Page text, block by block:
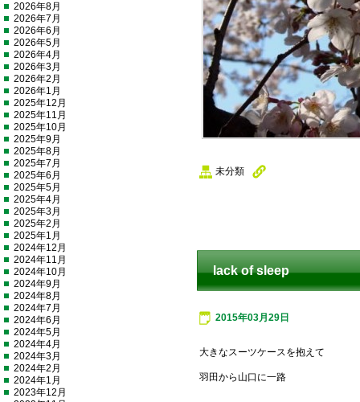
未分類
lack of sleep
2015年03月29日
大きなスーツケースを抱えて
羽田から山口に一路
2026年8月
2026年7月
2026年6月
2026年5月
2026年4月
2026年3月
2026年2月
2026年1月
2025年12月
2025年11月
2025年10月
2025年9月
2025年8月
2025年7月
2025年6月
2025年5月
2025年4月
2025年3月
2025年2月
2025年1月
2024年12月
2024年11月
2024年10月
2024年9月
2024年8月
2024年7月
2024年6月
2024年5月
2024年4月
2024年3月
2024年2月
2024年1月
2023年12月